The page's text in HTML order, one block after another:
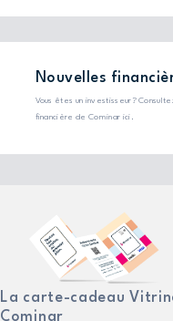
Nouvelles
Vous êtes un investisseur?
financière de Cominar ici.
La carte-cadeau
Cominar